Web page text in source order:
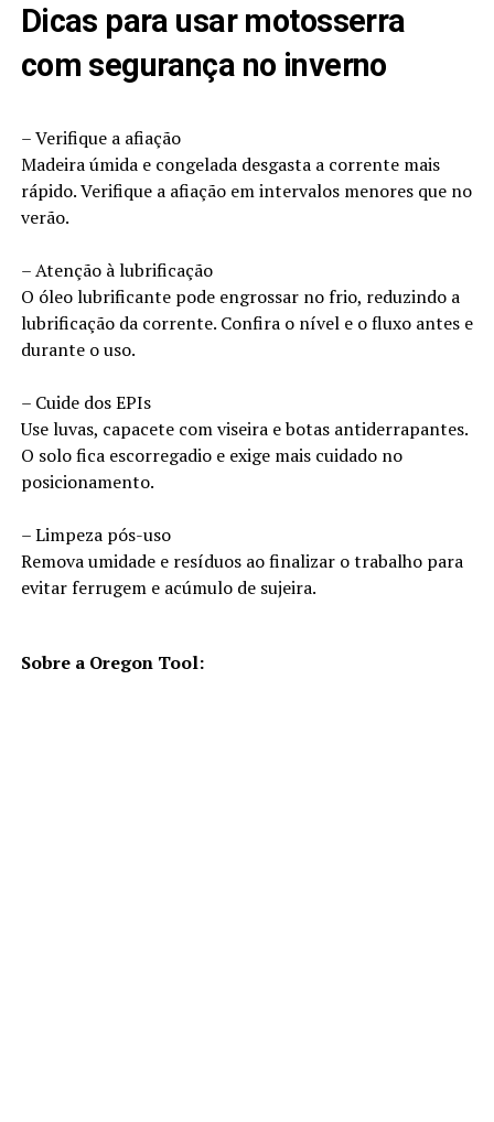
Dicas para usar motosserra
com segurança no inverno
– Verifique a afiação
Madeira úmida e congelada desgasta a corrente mais
rápido. Verifique a afiação em intervalos menores que no
verão.
– Atenção à lubrificação
O óleo lubrificante pode engrossar no frio, reduzindo a
lubrificação da corrente. Confira o nível e o fluxo antes e
durante o uso.
– Cuide dos EPIs
Use luvas, capacete com viseira e botas antiderrapantes.
O solo fica escorregadio e exige mais cuidado no
posicionamento.
– Limpeza pós-uso
Remova umidade e resíduos ao finalizar o trabalho para
evitar ferrugem e acúmulo de sujeira.
Sobre a Oregon Tool: